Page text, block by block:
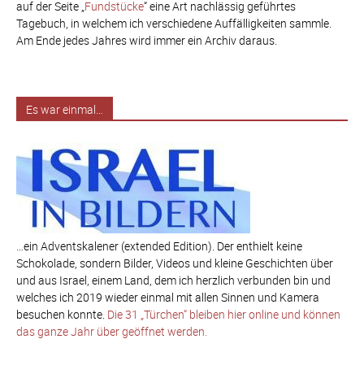
auf der Seite „ Fundstücke“ eine Art nachlässig geführtes
Tagebuch, in welchem ich verschiedene Auffälligkeiten sammle.
Am Ende jedes Jahres wird immer ein Archiv daraus.
Es war einmal…
…ein Adventskalener (extended Edition). Der enthielt keine
Schokolade, sondern Bilder, Videos und kleine Geschichten über
und aus Israel, einem Land, dem ich herzlich verbunden bin und
welches ich 2019 wieder einmal mit allen Sinnen und Kamera
besuchen konnte. Die 31 „Türchen“ bleiben hier online und können
das ganze Jahr über geöffnet werden.